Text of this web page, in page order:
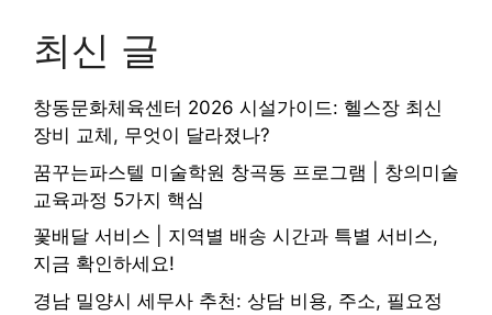
최신 글
창동문화체육센터 2026 시설가이드: 헬스장 최신
장비 교체, 무엇이 달라졌나?
꿈꾸는파스텔 미술학원 창곡동 프로그램 | 창의미술
교육과정 5가지 핵심
꽃배달 서비스 | 지역별 배송 시간과 특별 서비스,
지금 확인하세요!
경남 밀양시 세무사 추천: 상담 비용, 주소, 필요정